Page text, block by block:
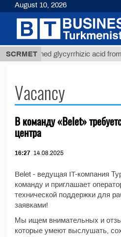
SCRMET
Unrefined glycyrrhizic acid from
Vacancy
В команду «Belet»
центра
16:27 14.08.2025
Belet - ведущая IT-компания
команду и приглашает
технической поддержки для
заявками!
Мы ищем внимательных и
которые умеют выслушать,
August 10, 2026